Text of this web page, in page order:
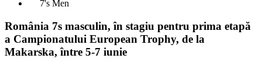
7's Men
România 7s masculin, în stagiu pentru prima etapă
a Campionatului European Trophy, de la
Makarska, între 5-7 iunie